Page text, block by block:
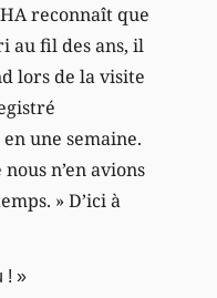
reconnaît que
au fil des ans, il
lors de la visite
une semaine.
n’en avions
» D’ici à
! »